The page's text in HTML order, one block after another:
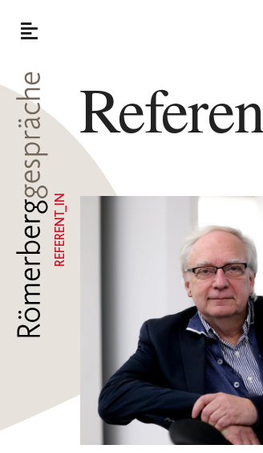
REFERENT_IN